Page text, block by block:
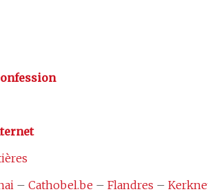
– Cathobel.be – Flandres –